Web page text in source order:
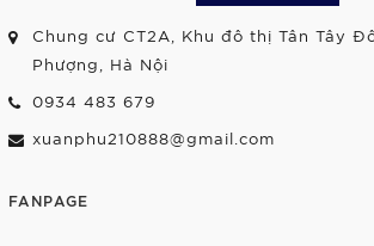
Chung cư CT2A, Khu đô thị Tân Tây
Phượng, Hà Nội
0934 483 679
xuanphu210888@gmail.com
FANPAGE